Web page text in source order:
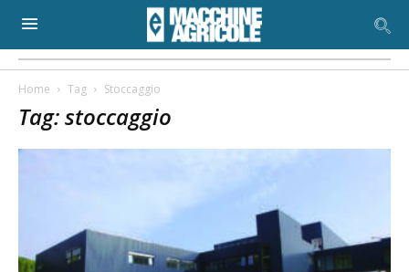
Home Tag Stoccaggio
Tag: stoccaggio